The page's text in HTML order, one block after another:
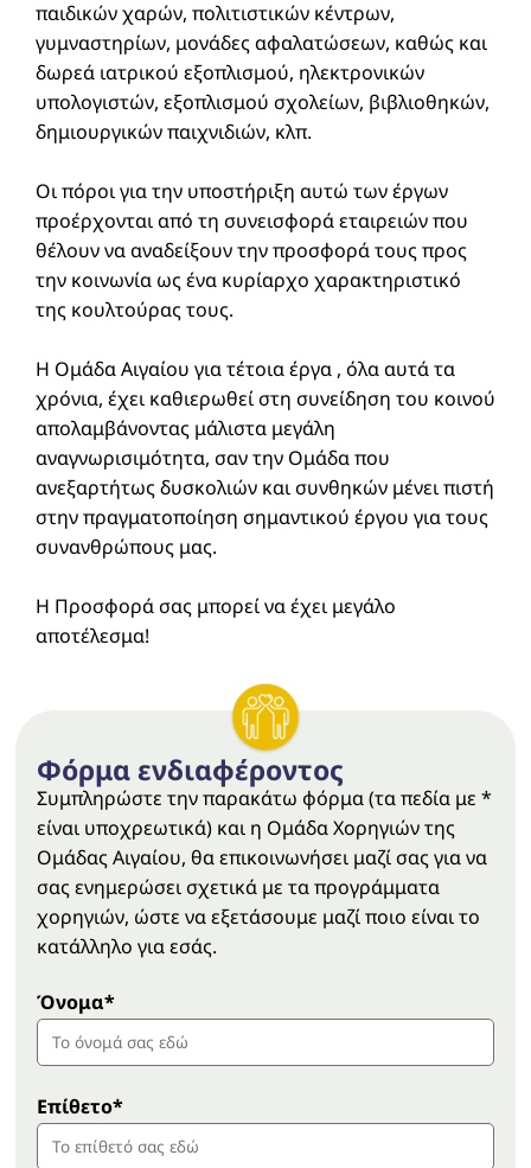
παιδικών χαρών, πολιτιστικών κέντρων,
γυμναστηρίων, μονάδες αφαλατώσεων, καθώς και
δωρεά ιατρικού εξοπλισμού, ηλεκτρονικών
υπολογιστών, εξοπλισμού σχολείων, βιβλιοθηκών,
δημιουργικών παιχνιδιών, κλπ.
Οι πόροι για την υποστήριξη αυτώ των έργων
προέρχονται από τη συνεισφορά εταιρειών που
θέλουν να αναδείξουν την προσφορά τους προς
την κοινωνία ως ένα κυρίαρχο χαρακτηριστικό
της κουλτούρας τους.
Η Ομάδα Αιγαίου για τέτοια έργα , όλα αυτά τα
χρόνια, έχει καθιερωθεί στη συνείδηση του κοινού
απολαμβάνοντας μάλιστα μεγάλη
αναγνωρισιμότητα, σαν την Ομάδα που
ανεξαρτήτως δυσκολιών και συνθηκών μένει πιστή
στην πραγματοποίηση σημαντικού έργου για τους
συνανθρώπους μας.
Η Προσφορά σας μπορεί να έχει μεγάλο
αποτέλεσμα!
Φόρμα ενδιαφέροντος
Συμπληρώστε την παρακάτω φόρμα (τα πεδία με *
είναι υποχρεωτικά) και η Ομάδα Χορηγιών της
Ομάδας Αιγαίου, θα επικοινωνήσει μαζί σας για να
σας ενημερώσει σχετικά με τα προγράμματα
χορηγιών, ώστε να εξετάσουμε μαζί ποιο είναι το
κατάλληλο για εσάς.
Όνομα*
Επίθετο*